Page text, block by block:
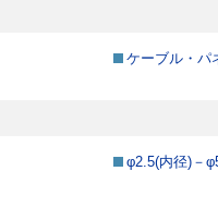
ケーブル・パ
φ2.5(内径)－